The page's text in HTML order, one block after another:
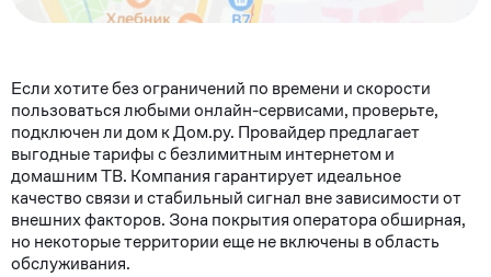
Если хотите без ограничений по времени и скорости
пользоваться любыми онлайн-сервисами, проверьте,
подключен ли дом к Дом.ру. Провайдер предлагает
выгодные тарифы с безлимитным интернетом и
домашним ТВ. Компания гарантирует идеальное
качество связи и стабильный сигнал вне зависимости от
внешних факторов. Зона покрытия оператора обширная,
но некоторые территории еще не включены в область
обслуживания.